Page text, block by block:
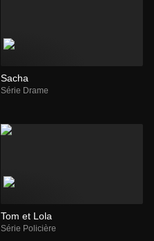
Sacha
Série Drame
Tom et Lola
Série Policière